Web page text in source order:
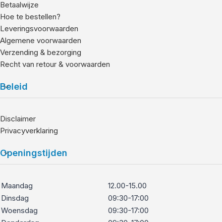
Hybrid Log Gamma (HLG)
Tijdrovende kleurverbetering is niet meer nodig en je
kunt video-opnamen maken die direct kunnen worden
opname-indeling van de camera behoudt meer details,
een groter dynamisch bereik en meer contrast: er is
Robuuste constructie
Doe stof opwaaien in smalle straatjes. Klauter over
body van een supersterke, lichtgewicht
magnesiumlegering is de Z 6II gemakkelijk mee te
nemen en robuust genoeg om bestand te zijn tegen
Betaalwijze
Hoe te bestellen?
Leveringsvoorwaarden
Algemene voorwaarden
Verzending & bezorging
Recht van retour & voorwaarden
Beleid
Disclaimer
Privacyverklaring
Openingstijden
Maandag
12.00-15.00
Dinsdag
09:30-17:00
Woensdag
09:30-17:00